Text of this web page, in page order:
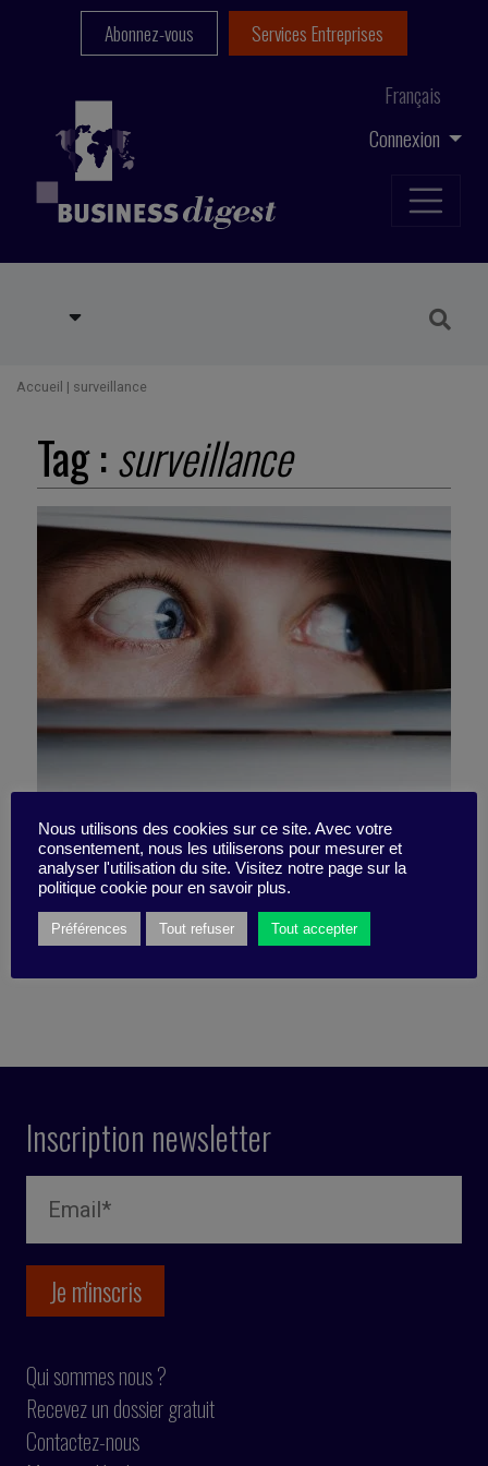
Connexion
Français
Abonnez-vous Services Entreprises
Accueil | surveillance
Tag :surveillance
#tousparanos ?
29 novembre 2018
Inscription newsletter
Qui sommes nous ?
Recevez un dossier gratuit
Contactez-nous
Nous utilisons des cookies sur ce site. Avec votre
consentement, nous les utiliserons pour mesurer et
analyser l'utilisation du site. Visitez notre page sur la
politique cookie pour en savoir plus.
Préférences Tout refuser Tout accepter